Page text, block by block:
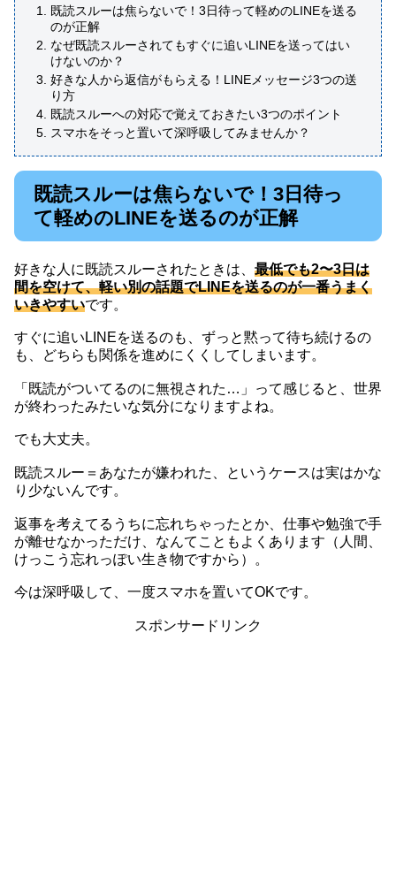
既読スルーは焦らないで！3日待って軽めのLINEを送る
のが正解
なぜ既読スルーされてもすぐに追いLINEを送ってはい
けないのか？
好きな人から返信がもらえる！LINEメッセージ3つの送
り方
既読スルーへの対応で覚えておきたい3つのポイント
スマホをそっと置いて深呼吸してみませんか？
既読スルーは焦らないで！3日待っ
て軽めのLINEを送るのが正解
好きな人に既読スルーされたときは、 最低でも2〜3日は
間を空けて、軽い別の話題でLINEを送るのが一番うまく
いきやすいです。
すぐに追いLINEを送るのも、ずっと黙って待ち続けるの
も、どちらも関係を進めにくくしてしまいます。
「既読がついてるのに無視された…」って感じると、世界
が終わったみたいな気分になりますよね。
でも大丈夫。
既読スルー＝あなたが嫌われた、というケースは実はかな
り少ないんです。
返事を考えてるうちに忘れちゃったとか、仕事や勉強で手
が離せなかっただけ、なんてこともよくあります（人間、
けっこう忘れっぽい生き物ですから）。
今は深呼吸して、一度スマホを置いてOKです。
スポンサードリンク